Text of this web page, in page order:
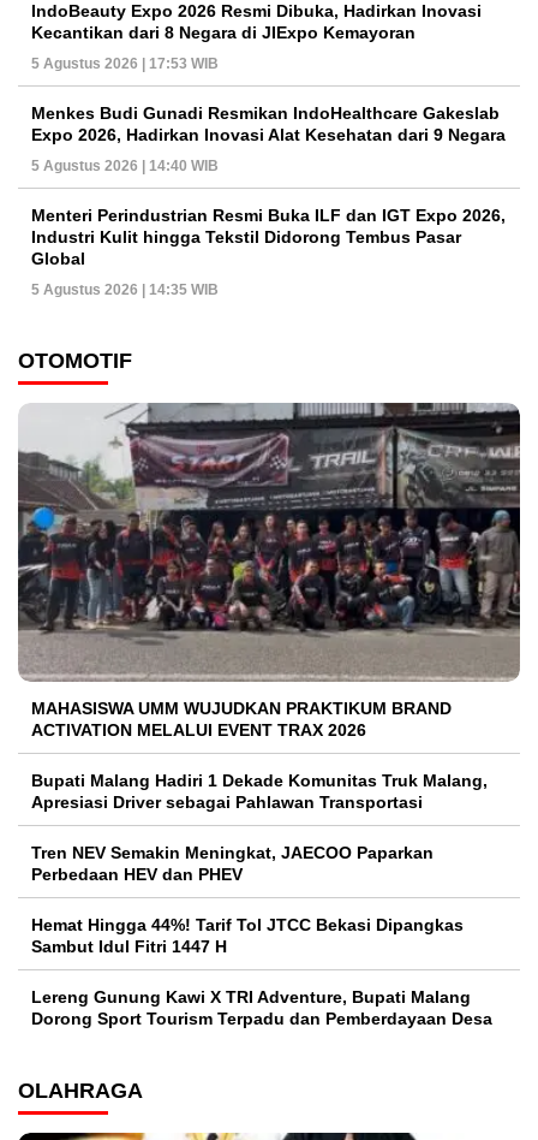
IndoBeauty Expo 2026 Resmi Dibuka, Hadirkan Inovasi
Kecantikan dari 8 Negara di JIExpo Kemayoran
5 Agustus 2026 | 17:53 WIB
Menkes Budi Gunadi Resmikan IndoHealthcare Gakeslab
Expo 2026, Hadirkan Inovasi Alat Kesehatan dari 9 Negara
5 Agustus 2026 | 14:40 WIB
Menteri Perindustrian Resmi Buka ILF dan IGT Expo 2026,
Industri Kulit hingga Tekstil Didorong Tembus Pasar
Global
5 Agustus 2026 | 14:35 WIB
OTOMOTIF
MAHASISWA UMM WUJUDKAN PRAKTIKUM BRAND
ACTIVATION MELALUI EVENT TRAX 2026
Bupati Malang Hadiri 1 Dekade Komunitas Truk Malang,
Apresiasi Driver sebagai Pahlawan Transportasi
Tren NEV Semakin Meningkat, JAECOO Paparkan
Perbedaan HEV dan PHEV
Hemat Hingga 44%! Tarif Tol JTCC Bekasi Dipangkas
Sambut Idul Fitri 1447 H
Lereng Gunung Kawi X TRI Adventure, Bupati Malang
Dorong Sport Tourism Terpadu dan Pemberdayaan Desa
OLAHRAGA